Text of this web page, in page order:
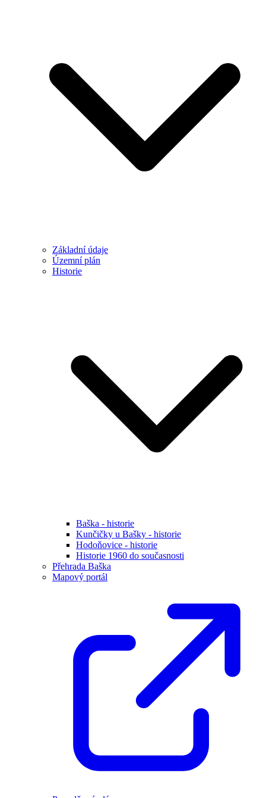
Základní údaje
Územní plán
Historie
Baška - historie
Kunčičky u Bašky - historie
Hodoňovice - historie
Historie 1960 do současnosti
Přehrada Baška
Mapový portál